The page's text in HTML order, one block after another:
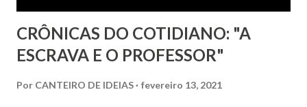
CRÔNICAS DO COTIDIANO: "A
ESCRAVA E O PROFESSOR"
Por CANTEIRO DE IDEIAS fevereiro 13, 2021